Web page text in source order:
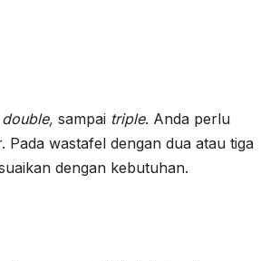
sampai triple. Anda perlu
wastafel dengan dua atau tiga
dengan kebutuhan.